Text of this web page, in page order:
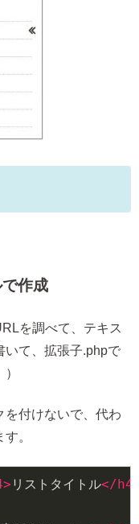
作成
を調べて、テキス
いて、拡張子.phpで
を付けないで、代わ
。
> リストタイトル</h4